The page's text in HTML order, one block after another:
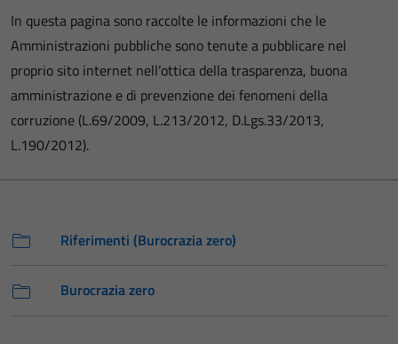
In questa pagina sono raccolte le informazioni che le
Amministrazioni pubbliche sono tenute a pubblicare nel
proprio sito internet nell’ottica della trasparenza, buona
amministrazione e di prevenzione dei fenomeni della
corruzione (L.69/2009, L.213/2012, D.Lgs.33/2013,
L.190/2012).
Riferimenti (Burocrazia zero)
Burocrazia zero